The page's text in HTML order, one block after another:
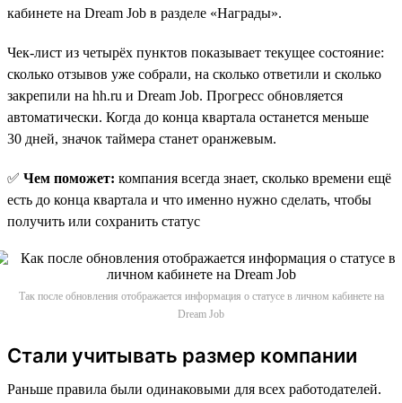
кабинете на Dream Job в разделе «Награды».
Чек-лист из четырёх пунктов показывает текущее состояние:
сколько отзывов уже собрали, на сколько ответили и сколько
закрепили на hh.ru и Dream Job. Прогресс обновляется
автоматически. Когда до конца квартала останется меньше
30 дней, значок таймера станет оранжевым.
✅ Чем поможет: компания всегда знает, сколько времени ещё
есть до конца квартала и что именно нужно сделать, чтобы
получить или сохранить статус
Так после обновления отображается информация о статусе в личном кабинете на
Dream Job
Стали учитывать размер компании
Раньше правила были одинаковыми для всех работодателей.